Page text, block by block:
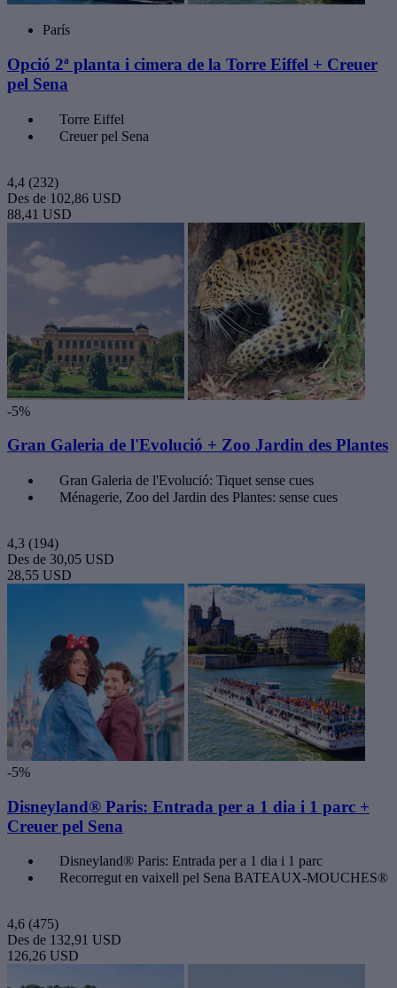
París
Opció 2ª planta i cimera de la Torre Eiffel + Creuer
pel Sena
Torre Eiffel
Creuer pel Sena
4,4 (232)
Des de 102,86 USD
88,41 USD
-5%
Gran Galeria de l'Evolució + Zoo Jardin des Plantes
Gran Galeria de l'Evolució: Tiquet sense cues
Ménagerie, Zoo del Jardin des Plantes: sense cues
4,3 (194)
Des de 30,05 USD
28,55 USD
-5%
Disneyland® Paris: Entrada per a 1 dia i 1 parc +
Creuer pel Sena
Disneyland® Paris: Entrada per a 1 dia i 1 parc
Recorregut en vaixell pel Sena BATEAUX-MOUCHES®
4,6 (475)
Des de 132,91 USD
126,26 USD